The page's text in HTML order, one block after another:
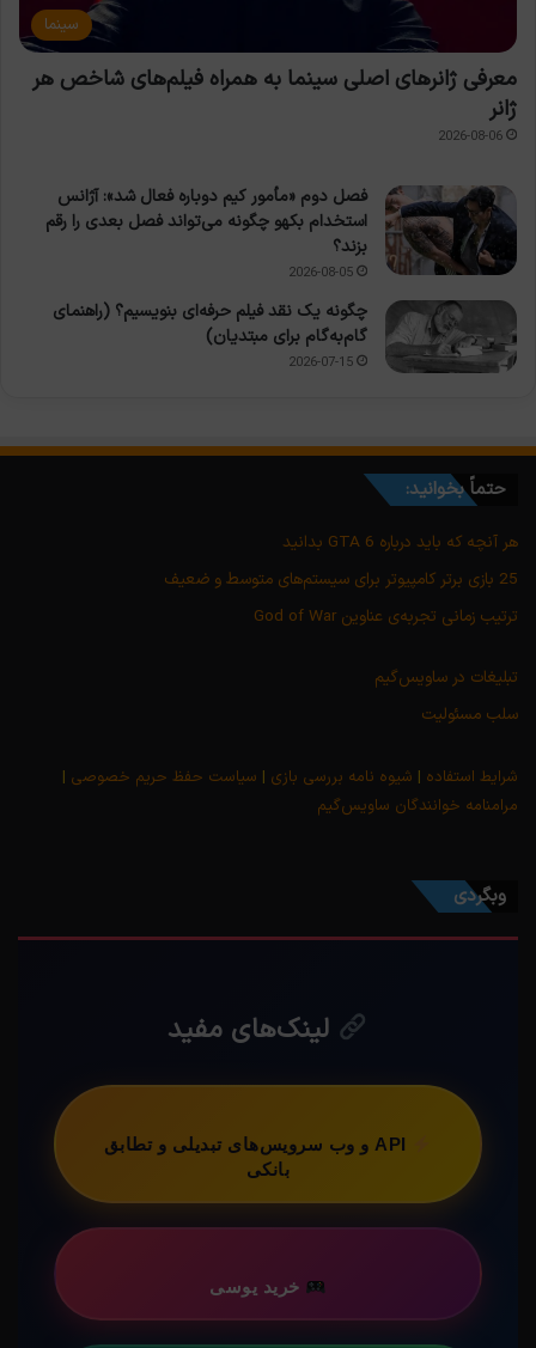
سینما
معرفی ژانرهای اصلی سینما به همراه فیلم‌های شاخص هر
ژانر
2026-08-06
فصل دوم «مأمور کیم دوباره فعال شد»: آژانس
استخدام بکهو چگونه می‌تواند فصل بعدی را رقم
بزند؟
2026-08-05
چگونه یک نقد فیلم حرفه‌ای بنویسیم؟ (راهنمای
گام‌به‌گام برای مبتدیان)
2026-07-15
حتماً بخوانید:
هر آنچه که باید درباره GTA 6 بدانید
25 بازی برتر کامپیوتر برای سیستم‌های متوسط و ضعیف
ترتیب زمانی تجربه‌ی عناوین God of War
تبلیغات در ساویس‌گیم
سلب مسئولیت
شرایط استفاده | شیوه نامه بررسی بازی | سیاست حفظ حریم خصوصی |
مرامنامه خوانندگان ساویس‌گیم
وبگردی
لینک‌های مفید
API و وب سرویس‌های تبدیلی و تطابق
بانکی
خرید یوسی